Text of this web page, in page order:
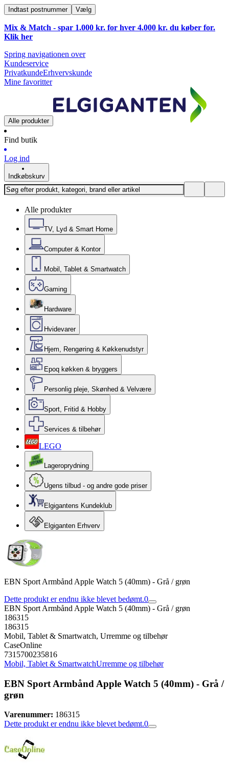
Indtast postnummer Vælg
Mix & Match - spar 1.000 kr. for hver 4.000 kr. du køber for.
Klik her
Spring navigationen over
Kundeservice
PrivatkundeErhvervskunde
Mine favoritter
Alle produkter
Find butik
Log ind
Indkøbskurv
Alle produkter
TV, Lyd & Smart Home
Computer & Kontor
Mobil, Tablet & Smartwatch
Gaming
Hardware
Hvidevarer
Hjem, Rengøring & Køkkenudstyr
Epoq køkken & bryggers
Personlig pleje, Skønhed & Velvære
Sport, Fritid & Hobby
Services & tilbehør
LEGO
Lageroprydning
Ugens tilbud - og andre gode priser
Elgigantens Kundeklub
Elgiganten Erhverv
EBN Sport Armbånd Apple Watch 5 (40mm) - Grå / grøn
Dette produkt er endnu ikke blevet bedømt.0
EBN Sport Armbånd Apple Watch 5 (40mm) - Grå / grøn
186315
186315
Mobil, Tablet & Smartwatch, Urremme og tilbehør
CaseOnline
7315700235816
Mobil, Tablet & SmartwatchUrremme og tilbehør
EBN Sport Armbånd Apple Watch 5 (40mm) - Grå /
grøn
Varenummer: 186315
Dette produkt er endnu ikke blevet bedømt.0